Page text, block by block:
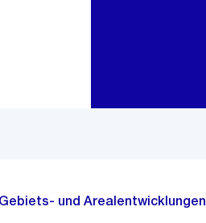
Gebiets- und Arealentwicklungen